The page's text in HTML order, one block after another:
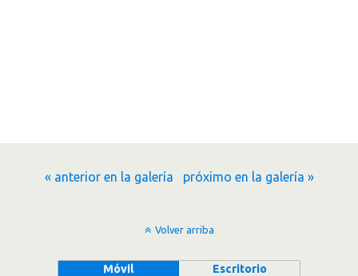
« anterior en la galería próximo en la galería »
Volver arriba
Móvil Escritorio